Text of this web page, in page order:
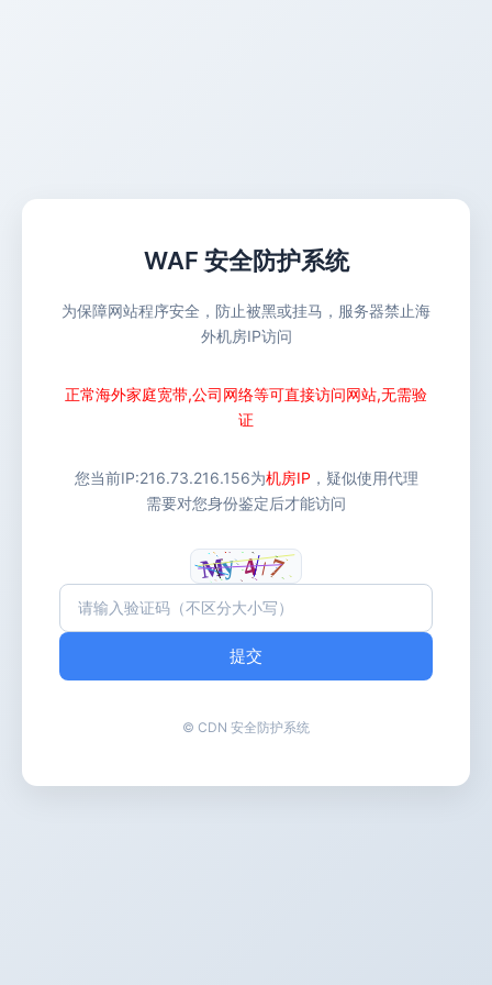
WAF 安全防护系统
为保障网站程序安全，防止被黑或挂马，服务器禁止海
外机房IP访问
正常海外家庭宽带,公司网络等可直接访问网站,无需验
证
您当前IP:216.73.216.156为机房IP ，疑似使用代理
需要对您身份鉴定后才能访问
提交
© CDN 安全防护系统